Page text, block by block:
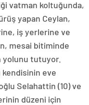
vatman koltuğunda,
yapan Ceylan,
iş yerlerine ve
mesai bitiminde
yolunu tutuyor.
kendisinin eve
Selahattin (10) ve
düzeni için